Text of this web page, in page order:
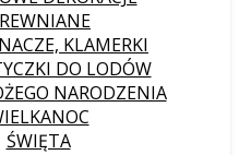
KLAMERKI
DO LODÓW
NARODZENIA
ŚWIĘTA